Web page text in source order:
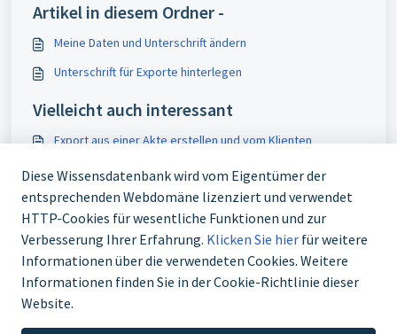
Artikel in diesem Ordner -
Meine Daten und Unterschrift ändern
Unterschrift für Exporte hinterlegen
Vielleicht auch interessant
Export aus einer Akte erstellen und vom Klienten
Meine Daten und Unterschrift ändern
Kostenzusage ergänzen
Klienten anlegen
Diese Wissensdatenbank wird vom Eigentümer der
entsprechenden Webdomäne lizenziert und verwendet
HTTP-Cookies für wesentliche Funktionen und zur
Verbesserung Ihrer Erfahrung. Klicken Sie hier für weitere
Informationen über die verwendeten Cookies. Weitere
Informationen finden Sie in der Cookie-Richtlinie dieser
Website.